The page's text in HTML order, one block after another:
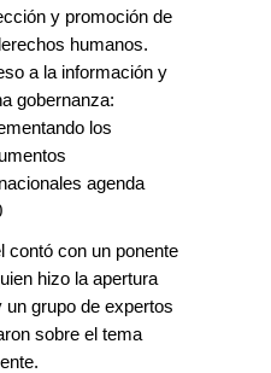
y promoción de
humanos.
a la información y
gobernanza:
los
agenda
contó con un ponente
hizo la apertura
un grupo de expertos
sobre el tema